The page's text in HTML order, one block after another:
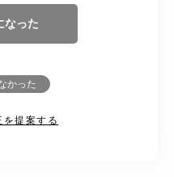
なった
かった
を提案する